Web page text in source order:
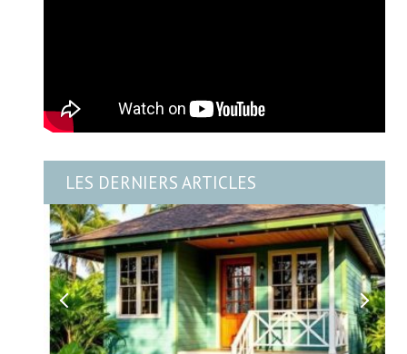
LES DERNIERS ARTICLES